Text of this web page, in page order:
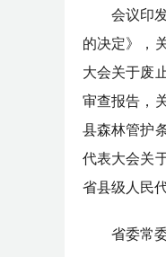
会议印
的决定》，
大会关于废
审查报告，
县森林管护
代表大会关
省县级人民
省委常